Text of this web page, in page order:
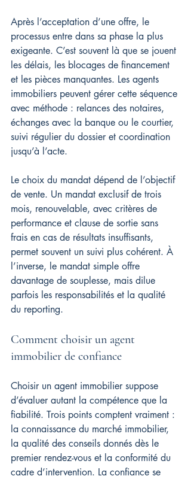
Après l’acceptation d’une offre, le
processus entre dans sa phase la plus
exigeante. C’est souvent là que se jouent
les délais, les blocages de financement
et les pièces manquantes. Les agents
immobiliers peuvent gérer cette séquence
avec méthode : relances des notaires,
échanges avec la banque ou le courtier,
suivi régulier du dossier et coordination
jusqu’à l’acte.
Le choix du mandat dépend de l’objectif
de vente. Un mandat exclusif de trois
mois, renouvelable, avec critères de
performance et clause de sortie sans
frais en cas de résultats insuffisants,
permet souvent un suivi plus cohérent. À
l’inverse, le mandat simple offre
davantage de souplesse, mais dilue
parfois les responsabilités et la qualité
du reporting.
Comment choisir un agent
immobilier de confiance
Choisir un agent immobilier suppose
d’évaluer autant la compétence que la
fiabilité. Trois points comptent vraiment :
la connaissance du marché immobilier,
la qualité des conseils donnés dès le
premier rendez-vous et la conformité du
cadre d’intervention. La confiance se